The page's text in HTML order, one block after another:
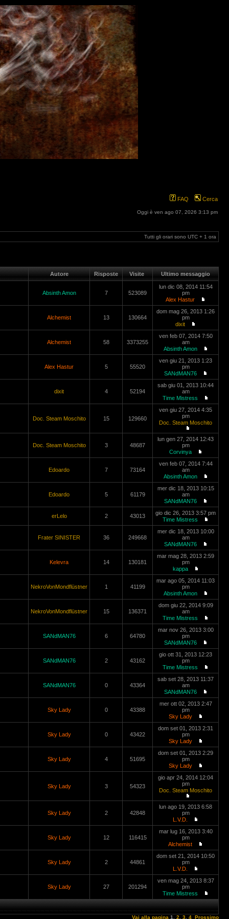
FAQ Cerca
Oggi è ven ago 07, 2026 3:13 pm
Tutti gli orari sono UTC + 1 ora
Autore Risposte Visite Ultimo messaggio
Absinth Amon 7 523089
lun dic 08, 2014 11:54
pm
Alex Hastur
Alchemist 13 130664
dom mag 26, 2013 1:26
pm
dixit
Alchemist 58 3373255
ven feb 07, 2014 7:50
am
Absinth Amon
Alex Hastur 5 55520
ven giu 21, 2013 1:23
pm
SANdMAN76
dixit 4 52194
sab giu 01, 2013 10:44
am
Time Mistress
Doc. Steam Moschito 15 129660
ven giu 27, 2014 4:35
pm
Doc. Steam Moschito
Doc. Steam Moschito 3 48687
lun gen 27, 2014 12:43
pm
Corvinya
Edoardo 7 73164
ven feb 07, 2014 7:44
am
Absinth Amon
Edoardo 5 61179
mer dic 18, 2013 10:15
am
SANdMAN76
erLelo 2 43013
gio dic 26, 2013 3:57 pm
Time Mistress
Frater SINISTER 36 249668
mer dic 18, 2013 10:00
am
SANdMAN76
Kelevra 14 130181
mar mag 28, 2013 2:59
pm
kappa
NekroVonMondflüstner 1 41199
mar ago 05, 2014 11:03
pm
Absinth Amon
NekroVonMondflüstner 15 136371
dom giu 22, 2014 9:09
am
Time Mistress
SANdMAN76 6 64780
mar nov 26, 2013 3:00
pm
SANdMAN76
SANdMAN76 2 43162
gio ott 31, 2013 12:23
pm
Time Mistress
SANdMAN76 0 43364
sab set 28, 2013 11:37
am
SANdMAN76
Sky Lady 0 43388
mer ott 02, 2013 2:47
pm
Sky Lady
Sky Lady 0 43422
dom set 01, 2013 2:31
pm
Sky Lady
Sky Lady 4 51695
dom set 01, 2013 2:29
pm
Sky Lady
Sky Lady 3 54323
gio apr 24, 2014 12:04
pm
Doc. Steam Moschito
Sky Lady 2 42848
lun ago 19, 2013 6:58
pm
L.V.D.
Sky Lady 12 116415
mar lug 16, 2013 3:40
pm
Alchemist
Sky Lady 2 44861
dom set 21, 2014 10:50
pm
L.V.D.
Sky Lady 27 201294
ven mag 24, 2013 8:37
pm
Time Mistress
Vai alla pagina 1 2 3 4 Prossimo